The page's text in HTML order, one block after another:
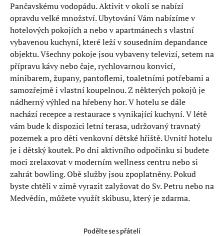
Pančavskému vodopádu. Aktivit v okolí se nabízí
opravdu velké množství. Ubytování Vám nabízíme v
hotelových pokojích a nebo v apartmánech s vlastní
vybavenou kuchyní, které leží v sousedním depandance
objektu. Všechny pokoje jsou vybaveny televizí, setem na
přípravu kávy nebo čaje, rychlovarnou konvicí,
minibarem, župany, pantoflemi, toaletními potřebami a
samozřejmě i vlastní koupelnou. Z některých pokojů je
nádherný výhled na hřebeny hor. V hotelu se dále
nachází recepce a restaurace s vynikající kuchyní. V létě
vám bude k dispozici letní terasa, udržovaný travnatý
pozemek a pro děti venkovní dětské hřiště. Uvnitř hotelu
je i dětský koutek. Po dni aktivního odpočinku si budete
moci zrelaxovat v moderním wellness centru nebo si
zahrát bowling. Obě služby jsou zpoplatněny. Pokud
byste chtěli v zimě vyrazit zalyžovat do Sv. Petru nebo na
Medvědín, můžete využít skibusu, který je zdarma.
Podělte se s přáteli